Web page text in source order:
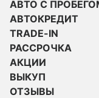
АВТО С
АВТОКРЕДИТ
TRADE-IN
РАССРОЧКА
АКЦИИ
ВЫКУП
ОТЗЫВЫ